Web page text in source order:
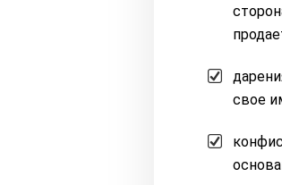
свое